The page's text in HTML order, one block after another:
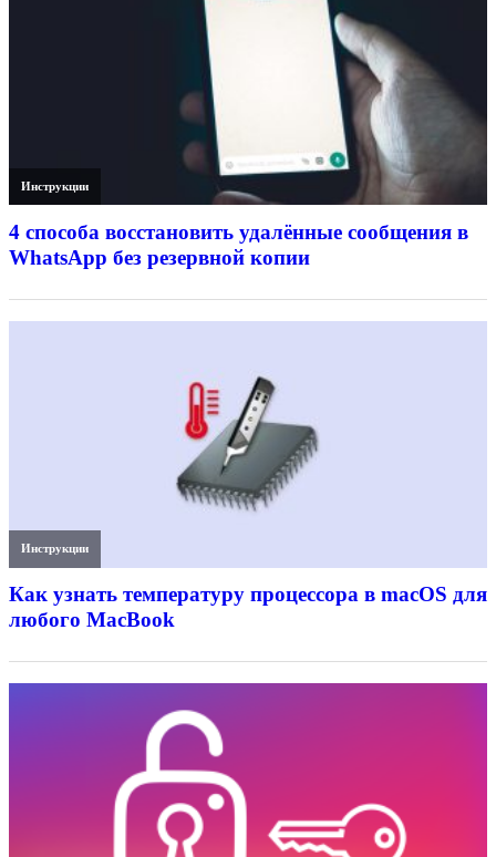
Инструкции
4 способа восстановить удалённые сообщения в
WhatsApp без резервной копии
Инструкции
Как узнать температуру процессора в macOS для
любого MacBook